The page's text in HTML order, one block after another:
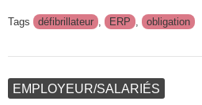
Tags défibrillateur ERP obligation
EMPLOYEUR/SALARIÉS